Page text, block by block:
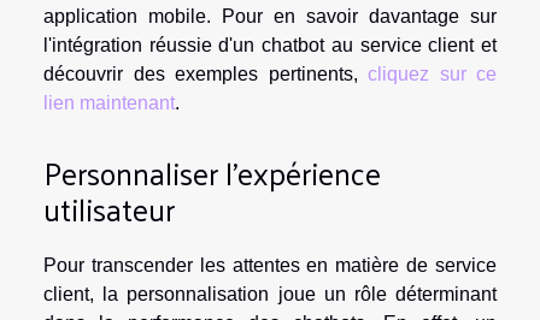
application mobile. Pour en savoir davantage sur
l'intégration réussie d'un chatbot au service client et
découvrir des exemples pertinents, cliquez sur ce
lien maintenant.
Personnaliser l'expérience
utilisateur
Pour transcender les attentes en matière de service
client, la personnalisation joue un rôle déterminant